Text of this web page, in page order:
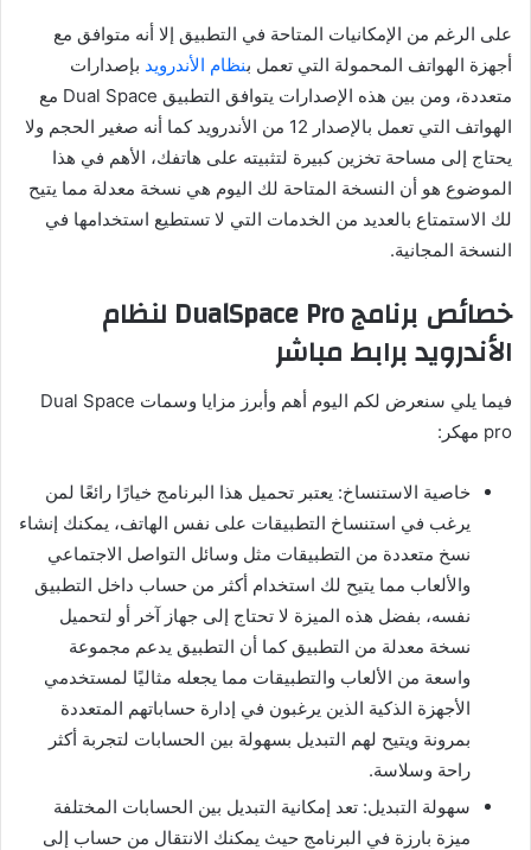
على الرغم من الإمكانيات المتاحة في التطبيق إلا أنه متوافق مع
أجهزة الهواتف المحمولة التي تعمل بنظام الأندرويد بإصدارات
متعددة، ومن بين هذه الإصدارات يتوافق التطبيق Dual Space مع
الهواتف التي تعمل بالإصدار 12 من الأندرويد كما أنه صغير الحجم ولا
يحتاج إلى مساحة تخزين كبيرة لتثبيته على هاتفك، الأهم في هذا
الموضوع هو أن النسخة المتاحة لك اليوم هي نسخة معدلة مما يتيح
لك الاستمتاع بالعديد من الخدمات التي لا تستطيع استخدامها في
النسخة المجانية.
خصائص برنامج DualSpace Pro لنظام
الأندرويد برابط مباشر
فيما يلي سنعرض لكم اليوم أهم وأبرز مزايا وسمات Dual Space
pro مهكر:
خاصية الاستنساخ: يعتبر تحميل هذا البرنامج خيارًا رائعًا لمن
يرغب في استنساخ التطبيقات على نفس الهاتف، يمكنك إنشاء
نسخ متعددة من التطبيقات مثل وسائل التواصل الاجتماعي
والألعاب مما يتيح لك استخدام أكثر من حساب داخل التطبيق
نفسه، بفضل هذه الميزة لا تحتاج إلى جهاز آخر أو لتحميل
نسخة معدلة من التطبيق كما أن التطبيق يدعم مجموعة
واسعة من الألعاب والتطبيقات مما يجعله مثاليًا لمستخدمي
الأجهزة الذكية الذين يرغبون في إدارة حساباتهم المتعددة
بمرونة ويتيح لهم التبديل بسهولة بين الحسابات لتجربة أكثر
راحة وسلاسة.
سهولة التبديل: تعد إمكانية التبديل بين الحسابات المختلفة
ميزة بارزة في البرنامج حيث يمكنك الانتقال من حساب إلى